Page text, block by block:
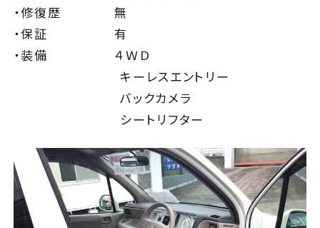
お問い合わせ
個人情報保護方針
採用情報
・修復歴 無
・保証 有
・装備 ４ＷＤ
キーレスエントリー
バックカメラ
シートリフター